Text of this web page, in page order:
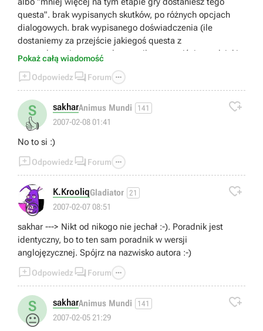
questa". brak wypisanych skutków, po różnych opcjach
dialogowych. brak wypisanego doświadczenia (ile
dostaniemy za przejście jakiegoś questa z
wymordowaniem wszystkego, a ile za przejście go dzięki
dyplomatycznych umiejętności postaci). brak wypisanych
przedmiotów unikalnych, które znajdziemy przy ciałach
trupów i w skrzyniach. często zdarza się, że autor w ogóle
nie wspomina o innej możliwości przejścia questa(m.in.
sytuajca z magiem, który udaje emisariusza issaniego).
wasz inny poradnik do Neverwinter Nights: Hordes of the
Underdark był o wiele leszpy i za ten zapłaciłem,
ponieważ myślałem, iż otrzymam taką samą jakość, a się
całkowicie zawiodłem.
Pokaż całą wiadomość
Odpowiedz  Forum 
S
👍
sakharAnimus Mundi 141
2007-02-08 01:41

No to si :)
Odpowiedz  Forum 
😊
K.KrooliqGladiator 21
2007-02-07 08:51

sakhar ---> Nikt od nikogo nie jechał :-). Poradnik jest
identyczny, bo to ten sam poradnik w wersji
anglojęzycznej. Spójrz na nazwisko autora :-)
Odpowiedz  Forum 
S
😐
sakharAnimus Mundi 141
2007-02-05 21:29
